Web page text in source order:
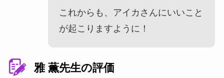
これからも、アイカさんにいいこと
が起こりますように！
雅 薫先生の評価